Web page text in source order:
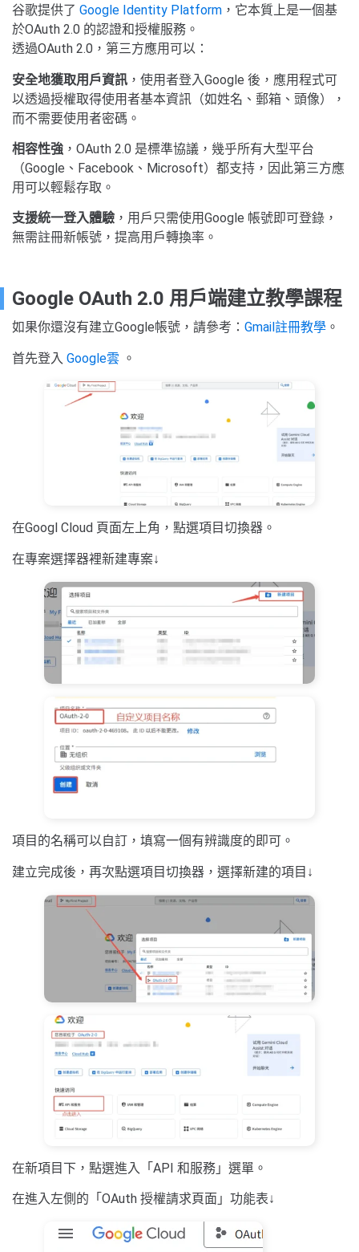
谷歌提供了 Google Identity Platform ，它本質上是一個基
於OAuth 2.0 的認證和授權服務。
透過OAuth 2.0，第三方應用可以：
安全地獲取用戶資訊 ，使用者登入Google 後，應用程式可
以透過授權取得使用者基本資訊（如姓名、郵箱、頭像），
而不需要使用者密碼。
相容性強 ，OAuth 2.0 是標準協議，幾乎所有大型平台
（Google、Facebook、Microsoft）都支持，因此第三方應
用可以輕鬆存取。
支援統一登入體驗 ，用戶只需使用Google 帳號即可登錄，
無需註冊新帳號，提高用戶轉換率。
Google OAuth 2.0 用戶端建立教學課程
如果你還沒有建立Google帳號，請參考： Gmail註冊教學 。
首先登入 Google雲 。
在Googl Cloud 頁面左上角，點選項目切換器。
在專案選擇器裡新建專案↓
項目的名稱可以自訂，填寫一個有辨識度的即可。
建立完成後，再次點選項目切換器，選擇新建的項目↓
在新項目下，點選進入「API 和服務」選單。
在進入左側的「OAuth 授權請求頁面」功能表↓